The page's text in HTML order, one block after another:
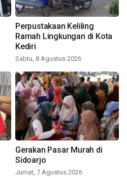
Perpustakaan Keliling
Ramah Lingkungan di Kota
Kediri
Sabtu, 8 Agustus 2026
Gerakan Pasar Murah di
Sidoarjo
Jumat, 7 Agustus 2026